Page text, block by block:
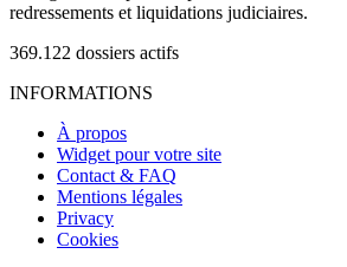
redressements et liquidations judiciaires.
369.122 dossiers actifs
INFORMATIONS
À propos
Widget pour votre site
Contact & FAQ
Mentions légales
Privacy
Cookies